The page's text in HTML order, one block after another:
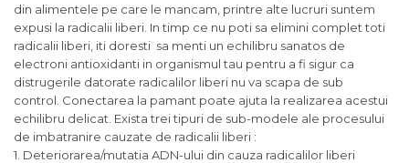
din alimentele pe care le mancam, printre alte lucruri suntem
expusi la radicalii liberi. In timp ce nu poti sa elimini complet toti
radicalii liberi, iti doresti sa menti un echilibru sanatos de
electroni antioxidanti in organismul tau pentru a fi sigur ca
distrugerile datorate radicalilor liberi nu va scapa de sub
control. Conectarea la pamant poate ajuta la realizarea acestui
echilibru delicat. Exista trei tipuri de sub-modele ale procesului
de imbatranire cauzate de radicalii liberi :
1. Deteriorarea/mutatia ADN-ului din cauza radicalilor liberi